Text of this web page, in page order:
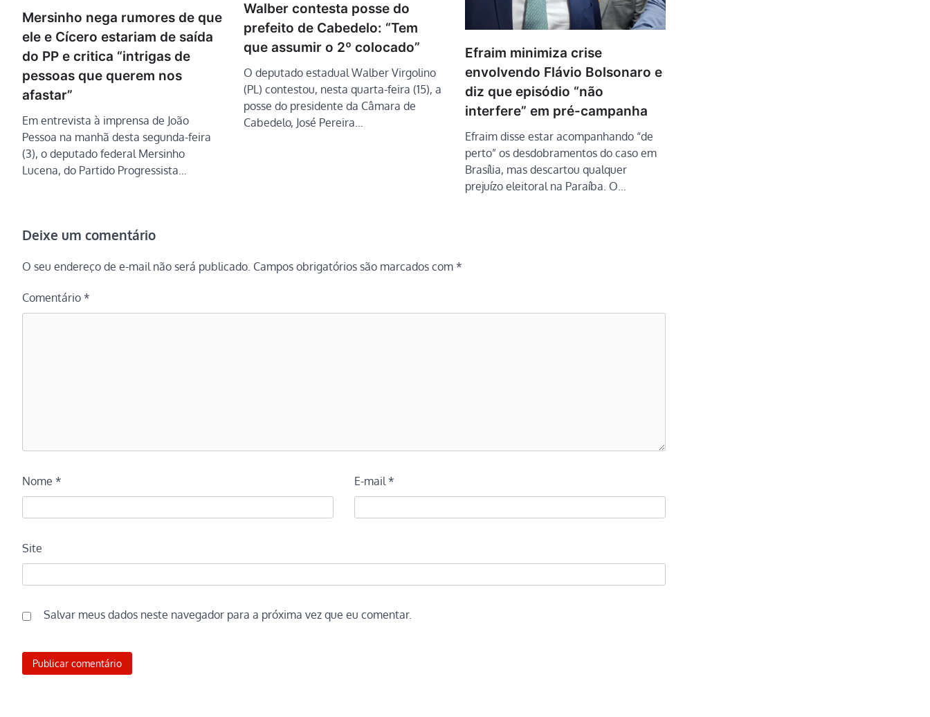
Mersinho nega rumores de que
ele e Cícero estariam de saída
do PP e critica “intrigas de
pessoas que querem nos
afastar”
Em entrevista à imprensa de João
Pessoa na manhã desta segunda-feira
(3), o deputado federal Mersinho
Lucena, do Partido Progressista…
Walber contesta posse do
prefeito de Cabedelo: “Tem
que assumir o 2º colocado”
O deputado estadual Walber Virgolino
(PL) contestou, nesta quarta-feira (15), a
posse do presidente da Câmara de
Cabedelo, José Pereira…
Efraim minimiza crise
envolvendo Flávio Bolsonaro e
diz que episódio “não
interfere” em pré-campanha
Efraim disse estar acompanhando “de
perto” os desdobramentos do caso em
Brasília, mas descartou qualquer
prejuízo eleitoral na Paraíba. O…
Deixe um comentário
O seu endereço de e-mail não será publicado. Campos obrigatórios são marcados com *
Comentário *
Nome * E-mail *
Site
Salvar meus dados neste navegador para a próxima vez que eu comentar.